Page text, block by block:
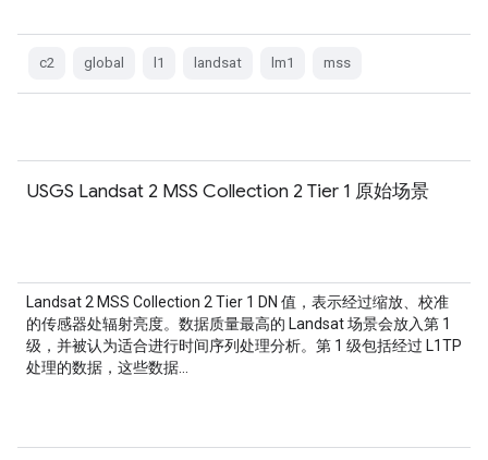
c2 global l1 landsat lm1 mss
USGS Landsat 2 MSS Collection 2 Tier 1 原始场景
Landsat 2 MSS Collection 2 Tier 1 DN 值，表示经过缩放、校准
的传感器处辐射亮度。数据质量最高的 Landsat 场景会放入第 1
级，并被认为适合进行时间序列处理分析。第 1 级包括经过 L1TP
处理的数据，这些数据…